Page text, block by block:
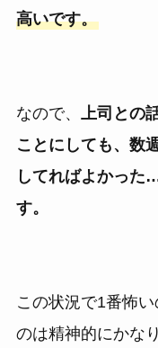
高いです。
なので、 上司との
ことにしても、数
してればよかった
す。
この状況で1番怖
のは精神的にかな